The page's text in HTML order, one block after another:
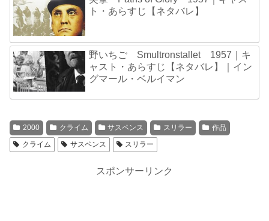
ト・あらすじ【ネタバレ】
野いちご Smultronstallet 1957｜キ
ャスト・あらすじ【ネタバレ】｜イン
グマール・ベルイマン
2000 クライム サスペンス スリラー
作品
クライム
サスペンス スリラー
スポンサーリンク